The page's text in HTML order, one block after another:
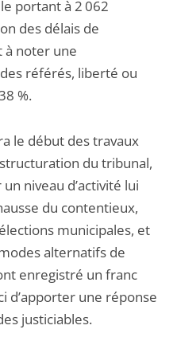
portant à 2 062
des délais de
à noter une
référés, liberté ou
%.
le début des travaux
du tribunal,
niveau d’activité lui
du contentieux,
municipales, et
alternatifs de
enregistré un franc
d’apporter une réponse
justiciables.